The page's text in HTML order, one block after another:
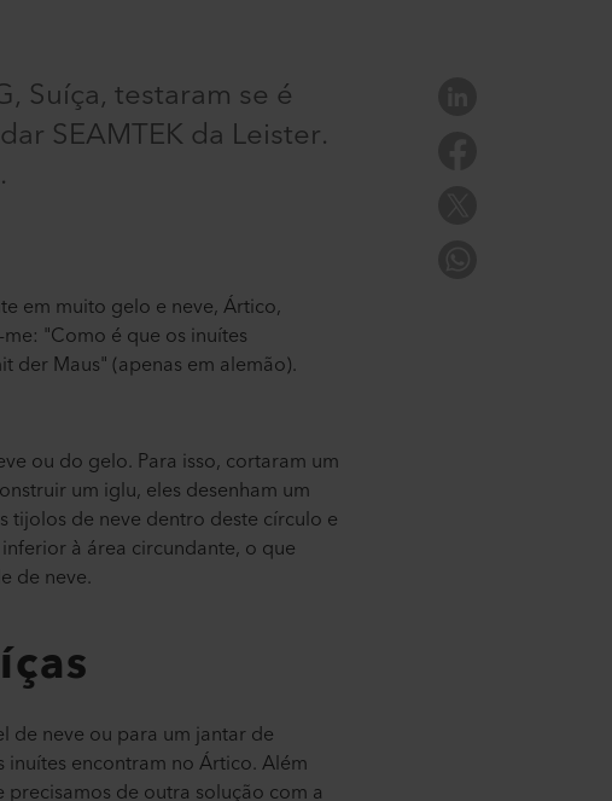
Suíça, testaram se é
SEAMTEK da Leister.
em muito gelo e neve, Ártico,
"Como é que os inuítes
der Maus" (apenas em alemão).
ou do gelo. Para isso, cortaram um
um iglu, eles desenham um
tijolos de neve dentro deste círculo e
à área circundante, o que
de neve.
de neve ou para um jantar de
encontram no Ártico. Além
de outra solução com a